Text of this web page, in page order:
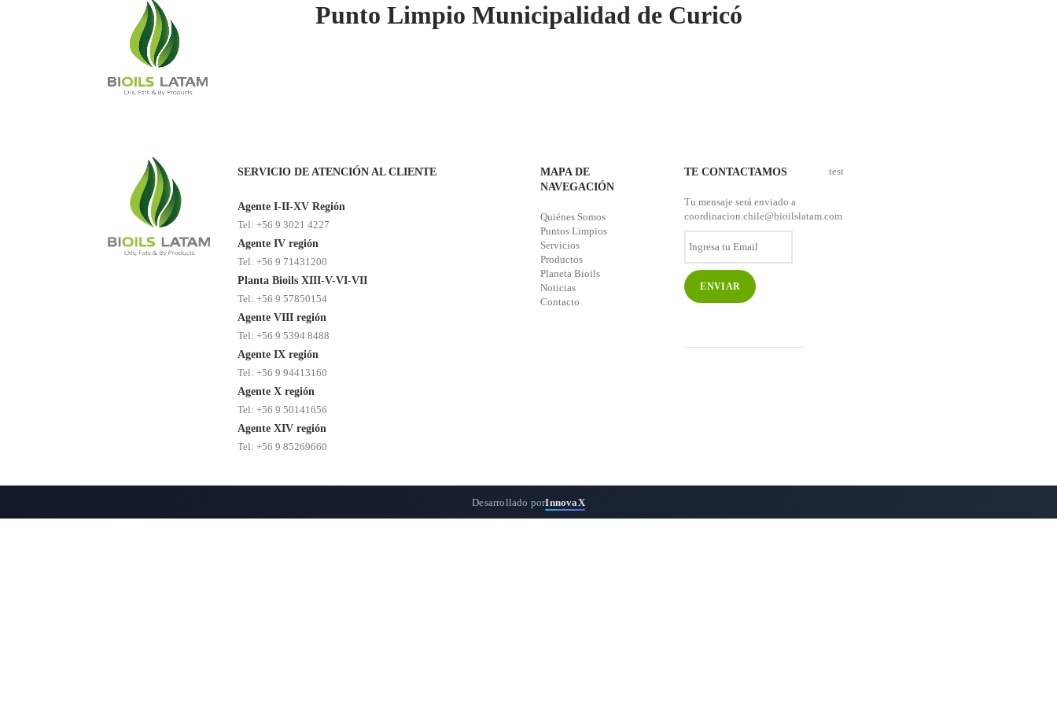
Punto Limpio Municipalidad de Curicó
SERVICIO DE ATENCIÓN AL CLIENTE
Agente I-II-XV Región
Tel: +56 9 3021 4227
Agente IV región
Tel: +56 9 71431200
Planta Bioils XIII-V-VI-VII
Tel: +56 9 57850154
Agente VIII región
Tel: +56 9 5394 8488
Agente IX región
Tel: +56 9 94413160
Agente X región
Tel: +56 9 50141656
Agente XIV región
Tel: +56 9 85269660
MAPA DE
NAVEGACIÓN
Quiénes Somos
Puntos Limpios
Servicios
Productos
Planeta Bioils
Noticias
Contacto
TE CONTACTAMOS
Tu mensaje será enviado a
coordinacion.chile@bioilslatam.com
Ingresa
Email *
test
Desarrollado porInnovaX